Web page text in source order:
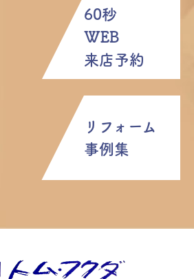
60秒
WEB
来店予約
リフォーム
事例集